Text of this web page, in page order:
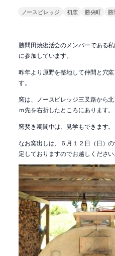
ノースビレッジ 初窯 勝央町 勝
勝間田焼復活会のメンバーである
に参加しています。
昨年より原野を整地して仲間と穴
す。
窯は、ノースビレッジ三叉路から
ｍ先を右折したところにあります。
窯焚き期間中は、見学もできます。
なお窯出しは、６月１２日（日）
定しておりますのでお越しください